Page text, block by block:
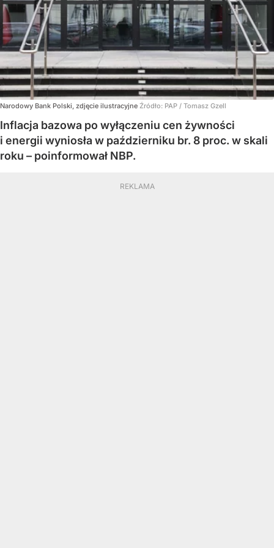
Narodowy Bank Polski, zdjęcie ilustracyjne Źródło: PAP / Tomasz Gzell
Inflacja bazowa po wyłączeniu cen żywności
i energii wyniosła w październiku br. 8 proc. w skali
roku – poinformował NBP.